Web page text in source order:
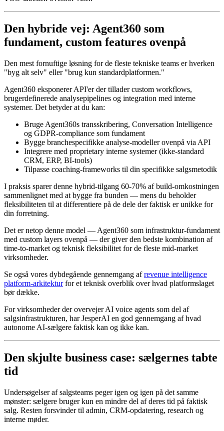
Den hybride vej: Agent360 som
fundament, custom features ovenpå
Den mest fornuftige løsning for de fleste tekniske teams er hverken
"byg alt selv" eller "brug kun standardplatformen."
Agent360 eksponerer API'er der tillader custom workflows,
brugerdefinerede analysepipelines og integration med interne
systemer. Det betyder at du kan:
Bruge Agent360s transskribering, Conversation Intelligence
og GDPR-compliance som fundament
Bygge branchespecifikke analyse-modeller ovenpå via API
Integrere med proprietary interne systemer (ikke-standard
CRM, ERP, BI-tools)
Tilpasse coaching-frameworks til din specifikke salgsmetodik
I praksis sparer denne hybrid-tilgang 60-70% af build-omkostningen
sammenlignet med at bygge fra bunden — mens du beholder
fleksibiliteten til at differentiere på de dele der faktisk er unikke for
din forretning.
Det er netop denne model — Agent360 som infrastruktur-fundament
med custom layers ovenpå — der giver den bedste kombination af
time-to-market og teknisk fleksibilitet for de fleste mid-market
virksomheder.
Se også vores dybdegående gennemgang afrevenue intelligence
platform-arkitekturfor et teknisk overblik over hvad platformslaget
bør dække.
For virksomheder der overvejer AI voice agents som del af
salgsinfrastrukturen, har JesperAI en god gennemgang af hvad
autonome AI-sælgere faktisk kan og ikke kan.
Den skjulte business case: sælgernes tabte
tid
Undersøgelser af salgsteams peger igen og igen på det samme
mønster: sælgere bruger kun en mindre del af deres tid på faktisk
salg. Resten forsvinder til admin, CRM-opdatering, research og
interne møder.